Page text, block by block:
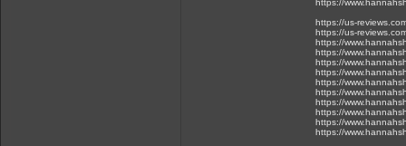
https://
https://us-
https://us-
https://
https://
https://
https://
https://
https://
https://
https://
https://
https://